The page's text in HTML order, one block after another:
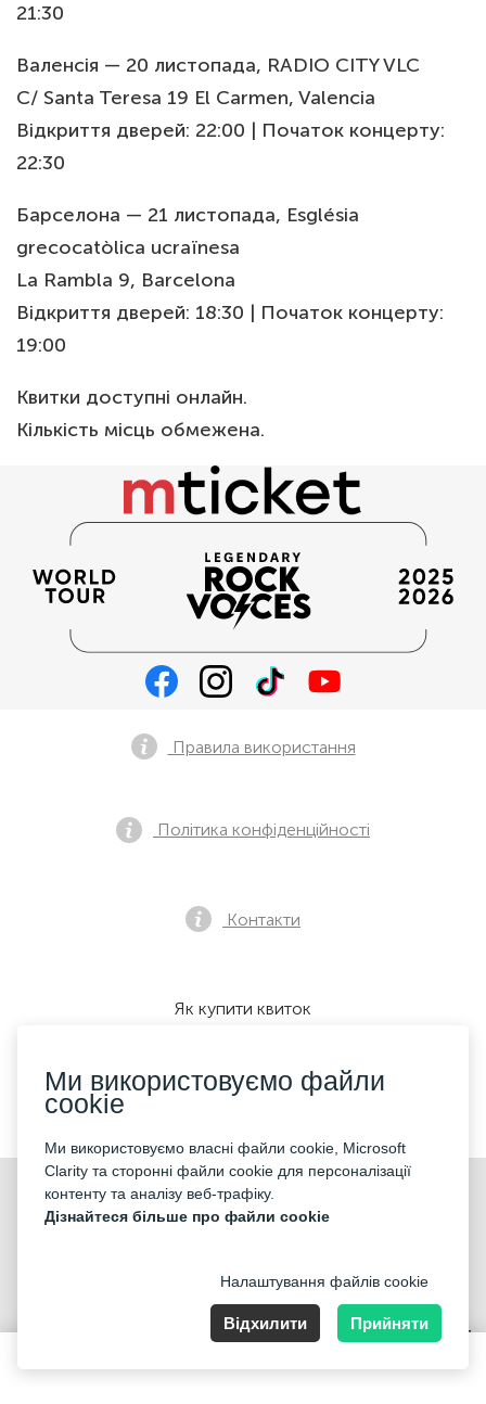
21:30
Валенсія — 20 листопада, RADIO CITY VLC
C/ Santa Teresa 19 El Carmen, Valencia
Відкриття дверей: 22:00 | Початок концерту:
22:30
Барселона — 21 листопада, Església
grecocatòlica ucraïnesa
La Rambla 9, Barcelona
Відкриття дверей: 18:30 | Початок концерту:
19:00
Квитки доступні онлайн.
Кількість місць обмежена.
©2026 «KONTRAMARKA OÜ» Всі права захищені
Правила використання
Політика конфіденційності
Контакти
Як купити квиток
Ми приймаємо:
Harju maakond, Tallinn, Kesklinna linnaosa, Pärnu mnt 139b, 11317
Ми використовуємо файли
cookie
Ми використовуємо власні файли cookie, Microsoft
Clarity та сторонні файли cookie для персоналізації
контенту та аналізу веб-трафіку.
Дізнайтеся більше про файли cookie
Налаштування файлів cookie
Відхилити Прийняти